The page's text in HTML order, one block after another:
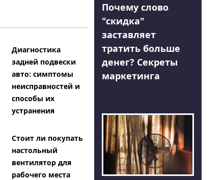
Диагностика
задней подвески
авто: симптомы
неисправностей и
способы их
устранения
Стоит ли покупать
настольный
вентилятор для
рабочего места
Почему слово
"скидка"
заставляет
тратить больше
денег? Секреты
маркетинга